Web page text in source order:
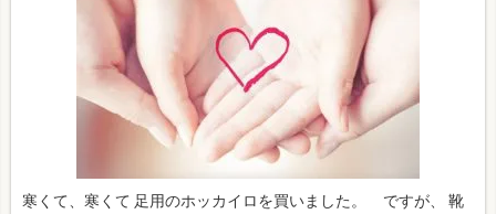
寒くて、寒くて 足用のホッカイロを買いました。 ですが、 靴